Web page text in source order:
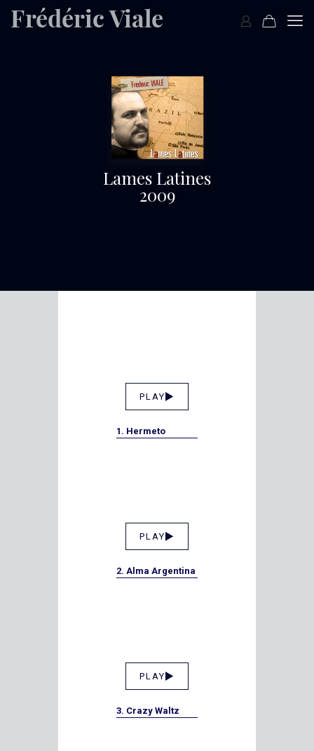
Lames Latines
2009
PLAY
1. Hermeto
PLAY
2. Alma Argentina
PLAY
3. Crazy Waltz